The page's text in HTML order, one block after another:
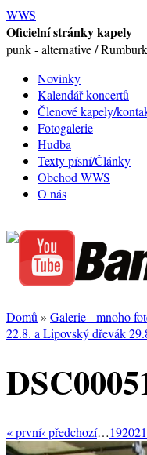
WWS
Oficielní stránky kapely
punk - alternative / Rumburk
Novinky
Kalendář koncertů
Členové kapely/
Fotogalerie
Hudba
Texty písní/Články
Obchod WWS
O nás
Domů » Galerie - mnoho
22.8. a Lipovský dřevák
« první‹ předchozí…192021